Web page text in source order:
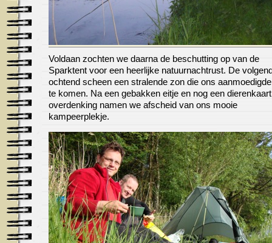
Voldaan zochten we daarna de beschutting op van de
Sparktent voor een heerlijke natuurnachtrust. De
ochtend scheen een stralende zon die ons
te komen. Na een gebakken eitje en nog een
overdenking namen we afscheid van ons mooie
kampeerplekje.